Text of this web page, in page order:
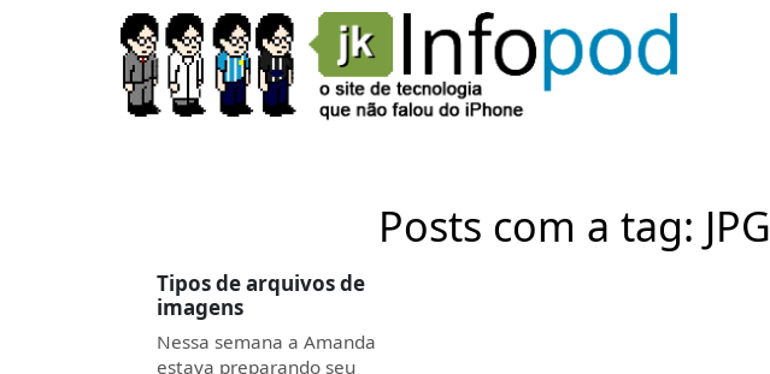
Posts com a tag: JPG
Tipos de arquivos de
imagens
Nessa semana a Amanda
estava preparando seu